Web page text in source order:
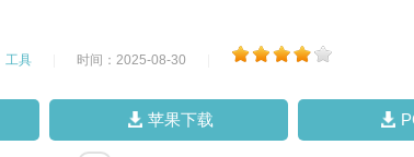
工具 时间：2025-08-30
苹果下载